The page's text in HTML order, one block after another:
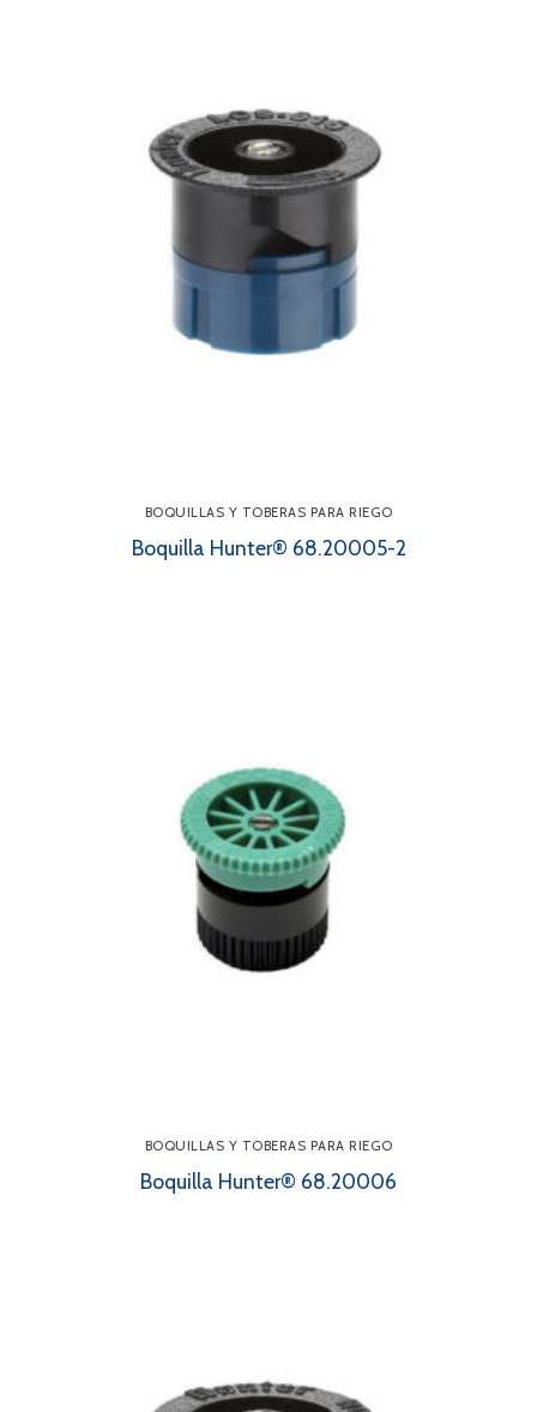
BOQUILLAS Y TOBERAS PARA RIEGO
Boquilla Hunter® 68.20005-2
BOQUILLAS Y TOBERAS PARA RIEGO
Boquilla Hunter® 68.20006